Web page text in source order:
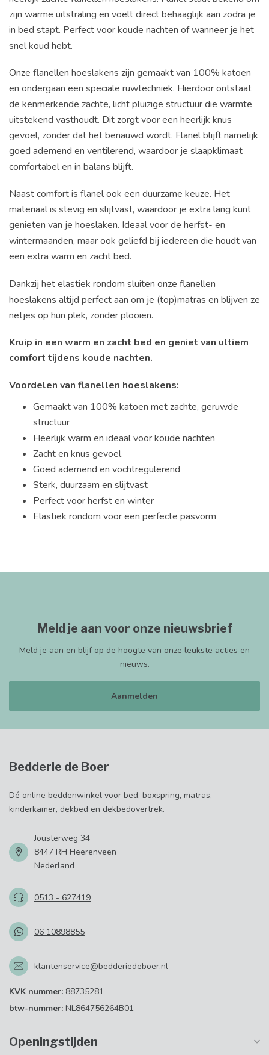
zijn warme uitstraling en voelt direct behaaglijk aan zodra je
in bed stapt. Perfect voor koude nachten of wanneer je het
snel koud hebt.
Onze flanellen hoeslakens zijn gemaakt van 100% katoen
en ondergaan een speciale ruwtechniek. Hierdoor ontstaat
de kenmerkende zachte, licht pluizige structuur die warmte
uitstekend vasthoudt. Dit zorgt voor een heerlijk knus
gevoel, zonder dat het benauwd wordt. Flanel blijft namelijk
goed ademend en ventilerend, waardoor je slaapklimaat
comfortabel en in balans blijft.
Naast comfort is flanel ook een duurzame keuze. Het
materiaal is stevig en slijtvast, waardoor je extra lang kunt
genieten van je hoeslaken. Ideaal voor de herfst- en
wintermaanden, maar ook geliefd bij iedereen die houdt van
een extra warm en zacht bed.
Dankzij het elastiek rondom sluiten onze flanellen
hoeslakens altijd perfect aan om je (top)matras en blijven ze
netjes op hun plek, zonder plooien.
Kruip in een warm en zacht bed en geniet van ultiem
comfort tijdens koude nachten.
Voordelen van flanellen hoeslakens:
Gemaakt van 100% katoen met zachte, geruwde
structuur
Heerlijk warm en ideaal voor koude nachten
Zacht en knus gevoel
Goed ademend en vochtregulerend
Sterk, duurzaam en slijtvast
Perfect voor herfst en winter
Elastiek rondom voor een perfecte pasvorm
Meld je aan voor onze nieuwsbrief
Meld je aan en blijf op de hoogte van onze leukste acties en
nieuws.
Aanmelden
Bedderie de Boer
Dé online beddenwinkel voor bed, boxspring, matras,
kinderkamer, dekbed en dekbedovertrek.
Jousterweg 34
8447 RH Heerenveen
Nederland
0513 - 627419
06 10898855
klantenservice@bedderiedeboer.nl
KVK nummer: 88735281
btw-nummer: NL864756264B01
Openingstijden